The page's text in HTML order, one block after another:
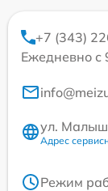
+7 (343)
Ежедневно с
ул.
Адрес
Режим